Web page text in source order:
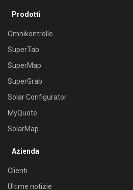
Prodotti
Omnikontrolle
SuperTab
SuperMap
SuperGrab
Solar Configurator
MyQuote
SolarMap
Azienda
Clienti
Ultime notizie